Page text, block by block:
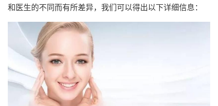
和医生的不同而有所差异，我们可以得出以下详细信息：